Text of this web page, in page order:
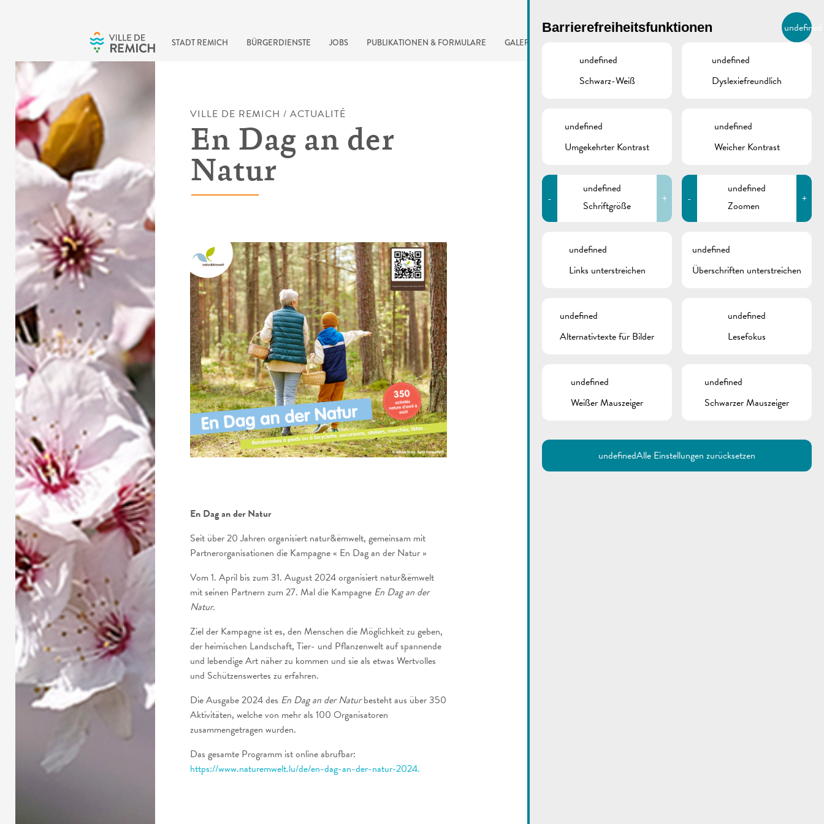
STADT REMICH BÜRGERDIENSTE JOBS PUBLIKATIONEN & FORMULARE GALERIE DE
BIERGER.REMICH.LU
VILLE DE REMICH / ACTUALITÉ
En Dag an der
Natur
En Dag an der Natur
Seit über 20 Jahren organisiert natur&ëmwelt, gemeinsam mit
Partnerorganisationen die Kampagne « En Dag an der Natur »
Vom 1. April bis zum 31. August 2024 organisiert natur&ëmwelt
mit seinen Partnern zum 27. Mal die Kampagne En Dag an der
Natur.
Ziel der Kampagne ist es, den Menschen die Möglichkeit zu geben,
der heimischen Landschaft, Tier- und Pflanzenwelt auf spannende
und lebendige Art näher zu kommen und sie als etwas Wertvolles
und Schützenswertes zu erfahren.
Die Ausgabe 2024 des En Dag an der Naturbesteht aus über 350
Aktivitäten, welche von mehr als 100 Organisatoren
zusammengetragen wurden.
Das gesamte Programm ist online abrufbar:
https://www.naturemwelt.lu/de/en-dag-an-der-natur-2024.
Barrierefreiheitsfunktionen undefined
undefined
Schwarz-Weiß
undefined
Dyslexiefreundlich
undefined
Umgekehrter Kontrast
undefined
Weicher Kontrast
-
undefined
Schriftgröße
+ -
undefined
Zoomen
+
undefined
Links unterstreichen
undefined
Überschriften unterstreichen
undefined
Alternativtexte für Bilder
undefined
Lesefokus
undefined
Weißer Mauszeiger
undefined
Schwarzer Mauszeiger
undefinedAlle Einstellungen zurücksetzen